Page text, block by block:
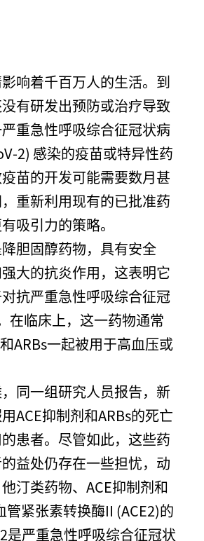
响着千百万人的生活。到
有研发出预防或治疗导致
重急性呼吸综合征冠状病
2) 感染的疫苗或特异性药
苗的开发可能需要数月甚
重新利用现有的已批准药
吸引力的策略。
胆固醇药物，具有安全
大的抗炎作用，这表明它
抗严重急性呼吸综合征冠
在临床上，这一药物通常
ARBs一起被用于高血压或
同一组研究人员报告，新
ACE抑制剂和ARBs的死亡
患者。尽管如此，这些药
益处仍存在一些担忧，动
汀类药物、ACE抑制剂和
管紧张素转换酶II (ACE2)的
是严重急性呼吸综合征冠状